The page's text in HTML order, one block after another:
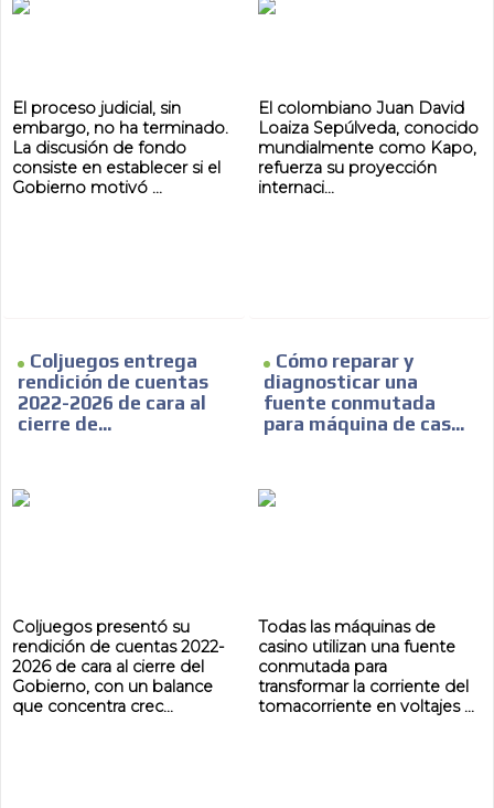
El proceso judicial, sin
embargo, no ha terminado.
La discusión de fondo
consiste en establecer si el
Gobierno motivó ...
El colombiano Juan David
Loaiza Sepúlveda, conocido
mundialmente como Kapo,
refuerza su proyección
internaci...
Coljuegos entrega
rendición de cuentas
2022-2026 de cara al
cierre de...
Coljuegos presentó su
rendición de cuentas 2022-
2026 de cara al cierre del
Gobierno, con un balance
que concentra crec...
Cómo reparar y
diagnosticar una
fuente conmutada
para máquina de cas...
Todas las máquinas de
casino utilizan una fuente
conmutada para
transformar la corriente del
tomacorriente en voltajes ...